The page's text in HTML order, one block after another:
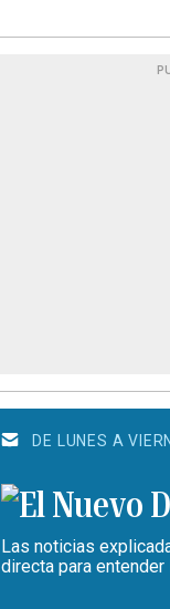
DE LUNES A
Las noticias
directa para